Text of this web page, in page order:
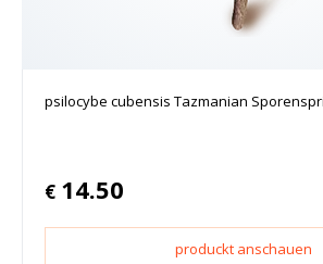
psilocybe cubensis Tazmanian
€ 14.50
produckt anschauen